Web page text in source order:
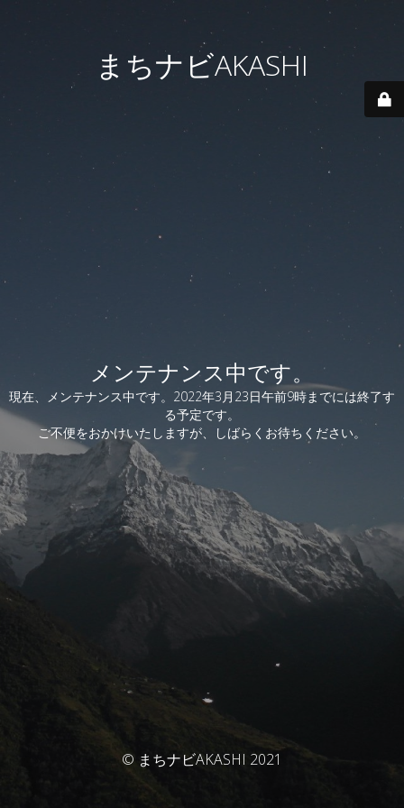
まちナビAKASHI
メンテナンス中です。
現在、メンテナンス中です。2022年3月23日午前9時までには終了す
る予定です。
ご不便をおかけいたしますが、しばらくお待ちください。
© まちナビAKASHI 2021